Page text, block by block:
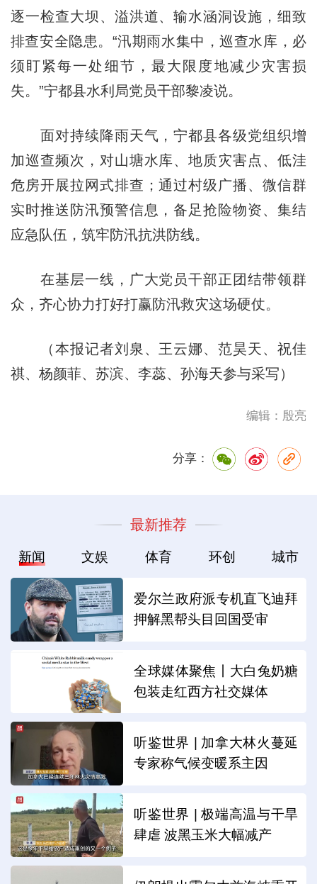
逐一检查大坝、溢洪道、输水涵洞设施，细致
排查安全隐患。“汛期雨水集中，巡查水库，必
须盯紧每一处细节，最大限度地减少灾害损
失。”宁都县水利局党员干部黎凌说。
面对持续降雨天气，宁都县各级党组织增
加巡查频次，对山塘水库、地质灾害点、低洼
危房开展拉网式排查；通过村级广播、微信群
实时推送防汛预警信息，备足抢险物资、集结
应急队伍，筑牢防汛抗洪防线。
在基层一线，广大党员干部正团结带领群
众，齐心协力打好打赢防汛救灾这场硬仗。
（本报记者刘泉、王云娜、范昊天、祝佳
祺、杨颜菲、苏滨、李蕊、孙海天参与采写）
编辑：殷亮
分享：
最新推荐
新闻 文娱 体育 环创 城市
爱尔兰政府派专机直飞迪拜
押解黑帮头目回国受审
全球媒体聚焦丨大白兔奶糖
包装走红西方社交媒体
听鉴世界 | 加拿大林火蔓延
专家称气候变暖系主因
听鉴世界 | 极端高温与干旱
肆虐 波黑玉米大幅减产